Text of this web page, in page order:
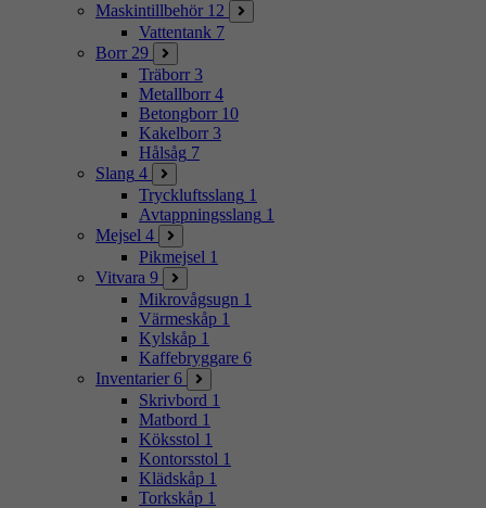
Maskintillbehör 12
Vattentank 7
Borr 29
Träborr 3
Metallborr 4
Betongborr 10
Kakelborr 3
Hålsåg 7
Slang 4
Tryckluftsslang 1
Avtappningsslang 1
Mejsel 4
Pikmejsel 1
Vitvara 9
Mikrovågsugn 1
Värmeskåp 1
Kylskåp 1
Kaffebryggare 6
Inventarier 6
Skrivbord 1
Matbord 1
Köksstol 1
Kontorsstol 1
Klädskåp 1
Torkskåp 1